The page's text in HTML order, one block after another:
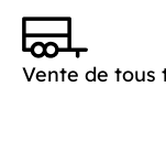
Vente de tous